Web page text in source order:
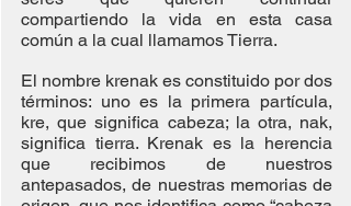
compartiendo la vida en esta casa
común a la cual llamamos Tierra.
El nombre krenak es constituido por dos
términos: uno es la primera partícula,
kre, que significa cabeza; la otra, nak,
significa tierra. Krenak es la herencia
que recibimos de nuestros
antepasados, de nuestras memorias de